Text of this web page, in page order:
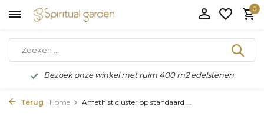
0
Bezoek onze winkel met ruim 400 m2 edelstenen.
Terug Home Amethist cluster op standaard ...